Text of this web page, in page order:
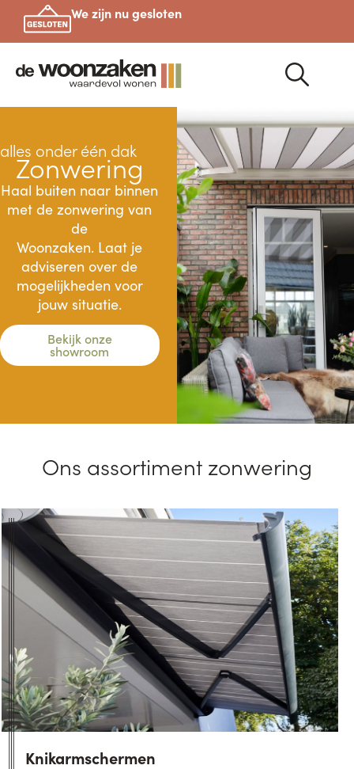
We zijn nu gesloten
alles onder één dak
Zonwering
Haal buiten naar binnen
met de zonwering van
de
Woonzaken. Laat je
adviseren over de
mogelijkheden voor
jouw situatie.
Bekijk onze
showroom
Ons assortiment zonwering
Knikarmschermen